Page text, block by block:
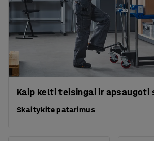
Kaip kelti teisingai ir apsaugoti
Skaitykite patarimus